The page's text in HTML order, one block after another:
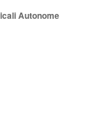
Autonome